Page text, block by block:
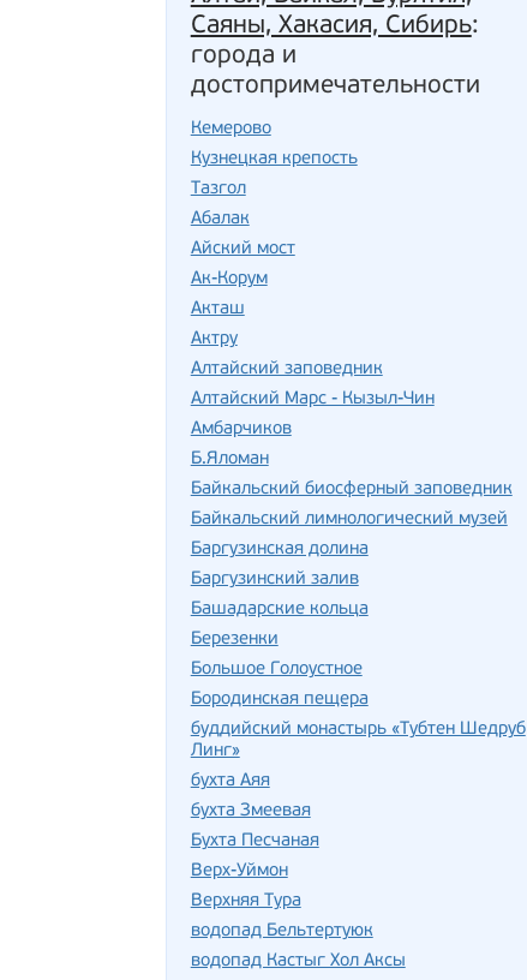
Саяны, Хакасия, Сибирь:
города и
достопримечательности
Кемерово
Кузнецкая крепость
Тазгол
Абалак
Айский мост
Ак-Корум
Акташ
Актру
Алтайский заповедник
Алтайский Марс - Кызыл-Чин
Амбарчиков
Б.Яломан
Байкальский биосферный заповедник
Байкальский лимнологический музей
Баргузинская долина
Баргузинский залив
Башадарские кольца
Березенки
Большое Голоустное
Бородинская пещера
буддийский монастырь «Тубтен Шедруб
Линг»
бухта Аяя
бухта Змеевая
Бухта Песчаная
Верх-Уймон
Верхняя Тура
водопад Бельтертуюк
водопад Кастыг Хол Аксы